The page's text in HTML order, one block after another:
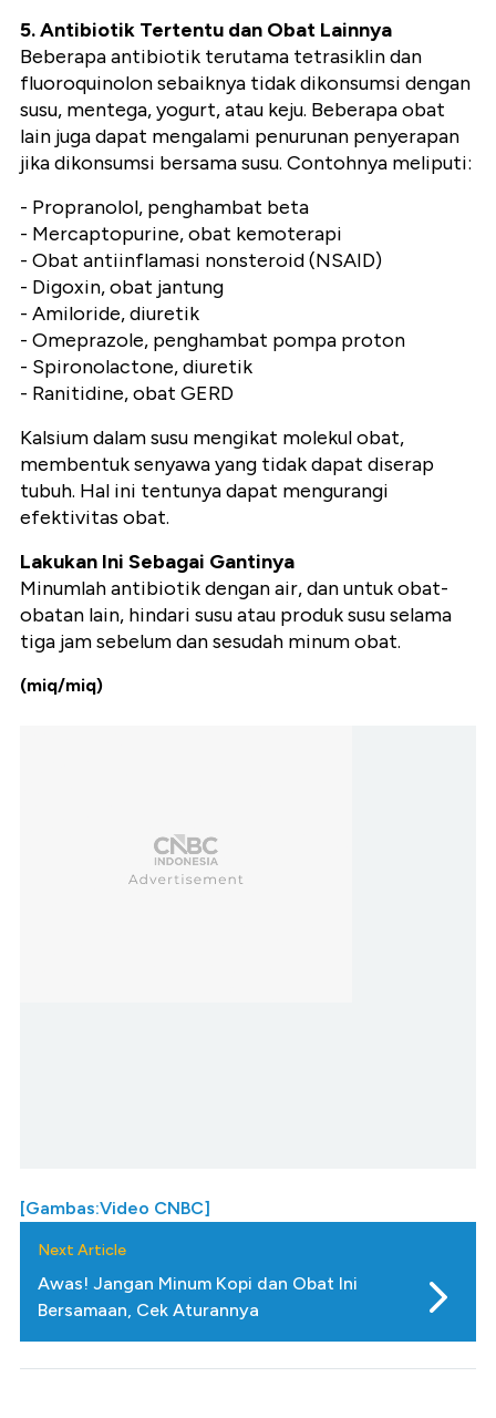
5. Antibiotik Tertentu dan Obat Lainnya
Beberapa antibiotik terutama tetrasiklin dan
fluoroquinolon sebaiknya tidak dikonsumsi dengan
susu, mentega, yogurt, atau keju. Beberapa obat
lain juga dapat mengalami penurunan penyerapan
jika dikonsumsi bersama susu. Contohnya meliputi:
- Propranolol, penghambat beta
- Mercaptopurine, obat kemoterapi
- Obat antiinflamasi nonsteroid (NSAID)
- Digoxin, obat jantung
- Amiloride, diuretik
- Omeprazole, penghambat pompa proton
- Spironolactone, diuretik
- Ranitidine, obat GERD
Kalsium dalam susu mengikat molekul obat,
membentuk senyawa yang tidak dapat diserap
tubuh. Hal ini tentunya dapat mengurangi
efektivitas obat.
Lakukan Ini Sebagai Gantinya
Minumlah antibiotik dengan air, dan untuk obat-
obatan lain, hindari susu atau produk susu selama
tiga jam sebelum dan sesudah minum obat.
(miq/miq)
[Gambas:Video CNBC]
Next Article
Awas! Jangan Minum Kopi dan Obat Ini
Bersamaan, Cek Aturannya